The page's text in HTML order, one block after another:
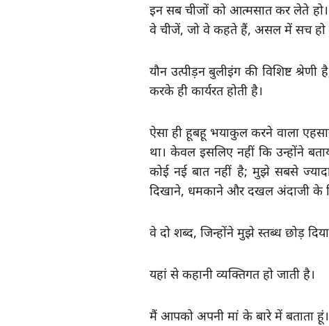
इन सब चीजों को आत्मसात कर लेते
वे चीजें, जो वे कहते हैं, असल में सच हो
यौन उत्पीड़न बुलीइंग की विशिष्ट
करके ही कार्यरत होती है।
ऐसा ही हूबहू भयाकुल करने वाला
था। केवल इसलिए नहीं कि उन्होंने
कोई नई बात नहीं है; मुझे सबसे ज्यादा
दिखाने, धमकाने और दखल अंदाजी के
वे दो शब्द, जिन्होंने मुझे स्तब्ध छोड़ दिया
यहां से कहानी व्यक्तिगत हो जाती है।
मैं आपको अपनी मां के बारे में बताता